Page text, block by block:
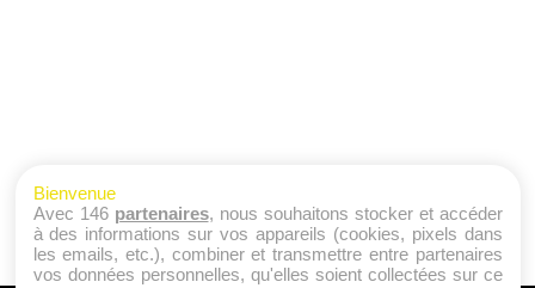
Bienvenue
Avec 146 partenaires, nous souhaitons stocker et accéder
à des informations sur vos appareils (cookies, pixels dans
les emails, etc.), combiner et transmettre entre partenaires
vos données personnelles, qu'elles soient collectées sur ce